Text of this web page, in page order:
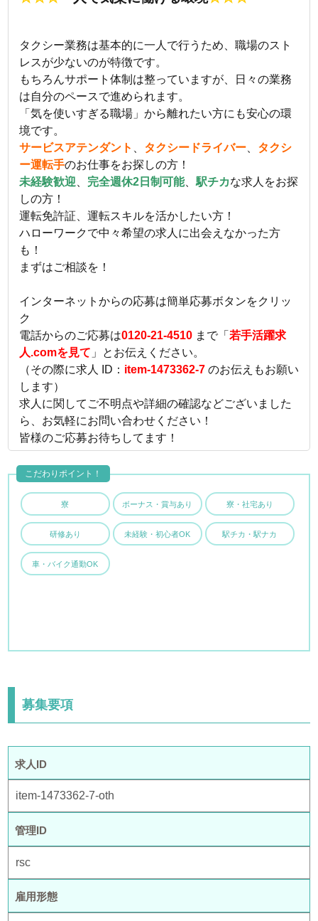
タクシー業務は基本的に一人で行うため、職場のスト
レスが少ないのが特徴です。
もちろんサポート体制は整っていますが、日々の業務
は自分のペースで進められます。
「気を使いすぎる職場」から離れたい方にも安心の環
境です。
サービスアテンダント
タクシードライバー
タクシ
ー運転手のお仕事をお探しの方！
未経験歓迎
完全週休2日制可能、 駅チカな求人をお探
しの方！
運転免許証、運転スキルを活かしたい方！
ハローワークで中々希望の求人に出会えなかった方
も！
まずはご相談を！
インターネットからの応募は簡単応募ボタンをクリッ
ク
電話からのご応募は0120-21-4510 まで「 若手活躍求
人.comを見て 」とお伝えください。
（その際に求人 ID： item-1473362-7 のお伝えもお願い
します）
求人に関してご不明点や詳細の確認などございました
ら、お気軽にお問い合わせください！
皆様のご応募お待ちしてます！
寮 ボーナス・賞与あり 寮・社宅あり
研修あり 未経験・初心者OK 駅チカ・駅ナカ
車・バイク通勤OK
こだわりポイント！
募集要項
求人ID
item-1473362-7-oth
管理ID
rsc
雇用形態